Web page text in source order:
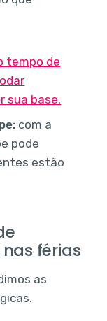
tempo de
sua base.
com a
pode
estão
férias
as